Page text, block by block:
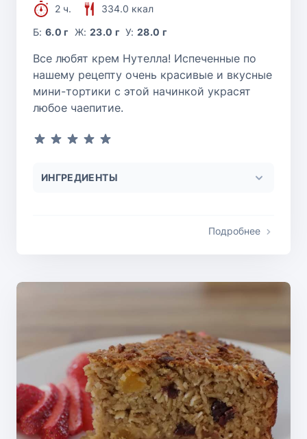
2 ч.
334.0 ккал
Б:6.0 г Ж: 23.0 г У:28.0 г
Все любят крем Нутелла! Испеченные по
нашему рецепту очень красивые и вкусные
мини-тортики с этой начинкой украсят
любое чаепитие.
ИНГРЕДИЕНТЫ
Подробнее